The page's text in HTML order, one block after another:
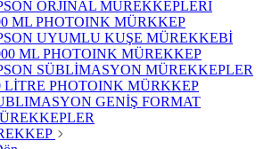
ORJİNAL MÜREKKEPLERİ
ML PHOTOINK MÜRKKEP
UYUMLU KUŞE MÜREKKEBİ
ML PHOTOINK MÜREKKEP
SÜBLİMASYON MÜREKKEPLER
LİTRE PHOTOINK MÜRKKEP
GENİŞ FORMAT